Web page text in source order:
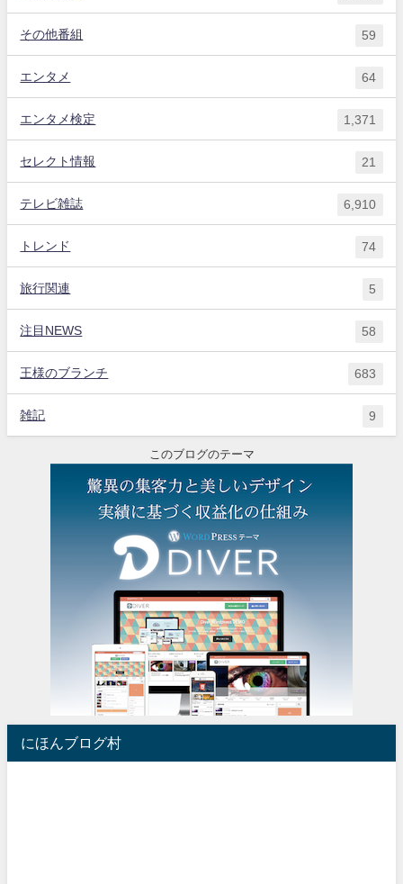
その他番組 59
エンタメ 64
エンタメ検定 1,371
セレクト情報 21
テレビ雑誌 6,910
トレンド 74
旅行関連 5
注目NEWS 58
王様のブランチ 683
雑記 9
このブログのテーマ
にほんブログ村